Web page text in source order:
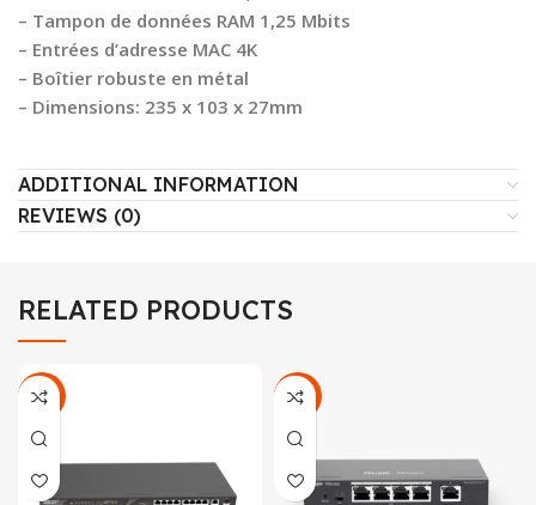
– Tampon de données RAM 1,25 Mbits
– Entrées d’adresse MAC 4K
– Boîtier robuste en métal
– Dimensions: 235 x 103 x 27mm
ADDITIONAL INFORMATION
REVIEWS (0)
RELATED PRODUCTS
-17% -19%